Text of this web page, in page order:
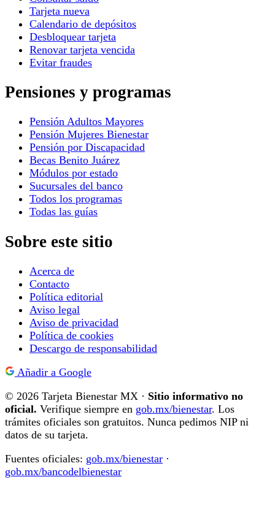
Tarjeta nueva
Calendario de depósitos
Desbloquear tarjeta
Renovar tarjeta vencida
Evitar fraudes
Pensiones y programas
Pensión Adultos Mayores
Pensión Mujeres Bienestar
Pensión por Discapacidad
Becas Benito Juárez
Módulos por estado
Sucursales del banco
Todos los programas
Todas las guías
Sobre este sitio
Acerca de
Contacto
Política editorial
Aviso legal
Aviso de privacidad
Política de cookies
Descargo de responsabilidad
Añadir a Google
© 2026 Tarjeta Bienestar MX · Sitio informativo no
oficial. Verifique siempre en gob.mx/bienestar. Los
trámites oficiales son gratuitos. Nunca pedimos NIP ni
datos de su tarjeta.
Fuentes oficiales: gob.mx/bienestar ·
gob.mx/bancodelbienestar